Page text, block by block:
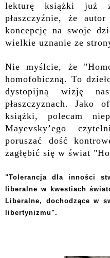
lekturę książki już
płaszczyźnie, że autor
koncepcję na swoje
wielkie uznanie ze
Nie myślcie, że
homofobiczną. To
dystopijną wizję
płaszczyznach. Jako
książki, polecam
Mayevsky’ego
poruszać dość
zagłębić się w świat
"Tolerancja dla inności
liberalne w
kwestiach
Liberalne, dochodzące w
libertynizmu".